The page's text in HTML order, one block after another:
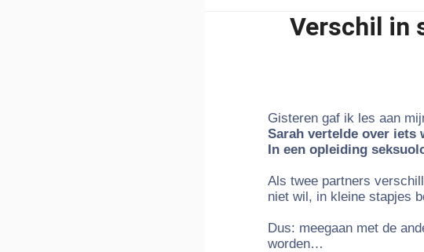
Verschil in
Gisteren gaf ik les aan
Sarah vertelde over iets
In een opleiding
Als twee partners
niet wil, in kleine stapjes
Dus: meegaan met de
worden…